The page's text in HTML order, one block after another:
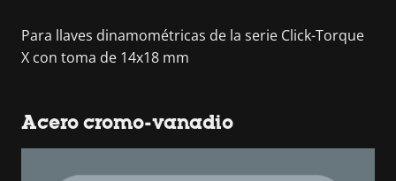
Para llaves dinamométricas de la serie Click-Torque
X con toma de 14x18 mm
Acero cromo-vanadio